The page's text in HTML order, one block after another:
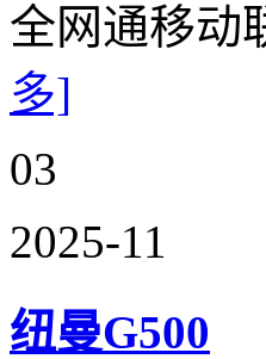
全网通移
多]
03
2025-11
纽曼G500